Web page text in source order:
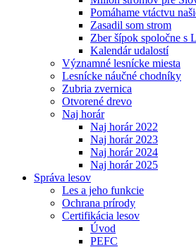
Pomáhame vtáctvu
Zasadil som strom
Zber šípok spoločne s
Kalendár udalostí
Významné lesnícke miesta
Lesnícke náučné chodníky
Zubria zvernica
Otvorené drevo
Naj horár
Naj horár 2022
Naj horár 2023
Naj horár 2024
Naj horár 2025
Správa lesov
Les a jeho funkcie
Ochrana prírody
Certifikácia lesov
Úvod
PEFC